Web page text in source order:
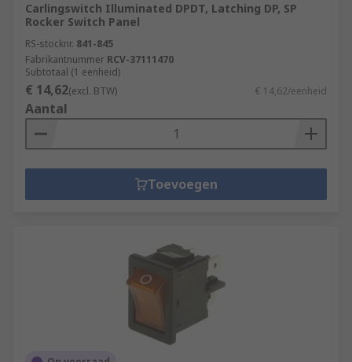
Carlingswitch Illuminated DPDT, Latching DP, SP
Rocker Switch Panel
RS-stocknr. 841-845
Fabrikantnummer RCV-37111470
Subtotaal (1 eenheid)
€ 14,62(excl. BTW) € 14,62/eenheid
Aantal
Toevoegen